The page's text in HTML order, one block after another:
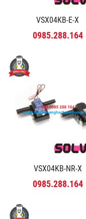
VSX04KB-E-X
0985.288.164
VSX04KB-NR-X
0985.288.164